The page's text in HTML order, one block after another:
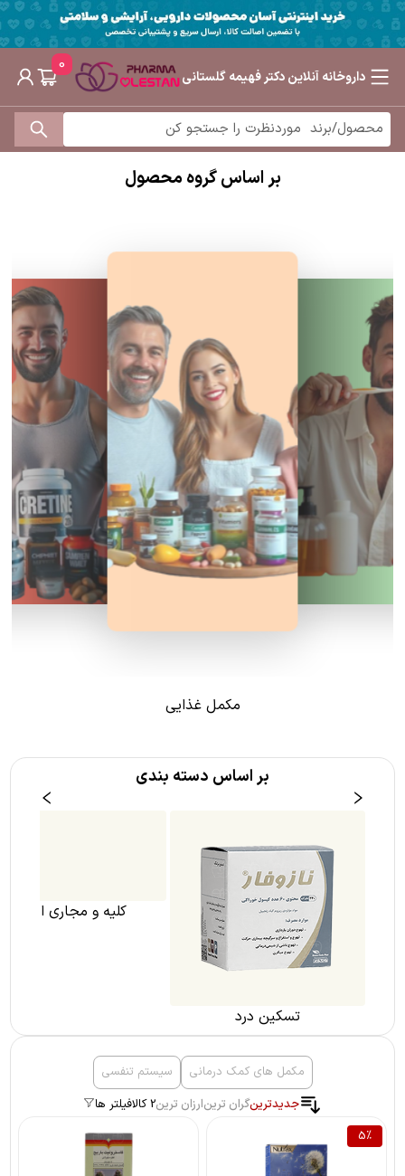
داروخانه آنلاین دکتر فهیمه گلستانی
0
بر اساس گروه محصول
مکمل غذایی
بر اساس دسته بندی
تسکین درد
مکمل های کمک درمانی
سیستم تنفسی
جدیدترینگران ترینارزان ترین2 کالا
فیلتر ها
5%